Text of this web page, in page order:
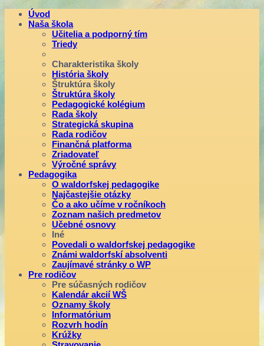
Úvod
Naša škola
Učitelia a podporný tím
Triedy
Charakteristika školy
História školy
Štruktúra školy
Štruktúra školy
Pedagogické kolégium
Rada školy
Strategická skupina
Rada rodičov
Finančná platforma
Zriadovateľ
Výročné správy
Pedagogika
O waldorfskej pedagogike
Najčastejšie otázky
Čo a ako učíme v ročníkoch
Zoznam našich predmetov
Učebné osnovy
Iné
Povedali o waldorfskej pedagogike
Známi waldorfskí absolventi
Zaujímavé stránky o WP
Pre rodičov
Pre súčasných rodičov
Kalendár akcií WŠ
Oznamy školy
Informatórium
Rozvrh hodín
Krúžky